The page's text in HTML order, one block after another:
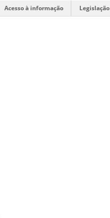
Acesso à informação Legislação